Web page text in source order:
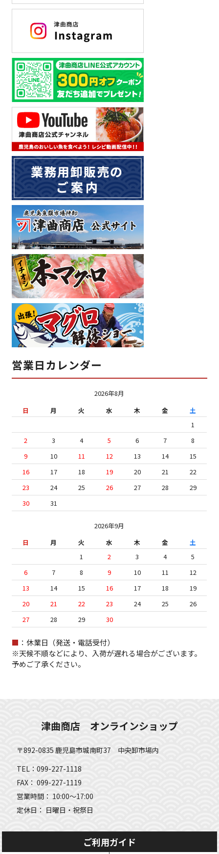
営業日カレンダー
2026年8月
日
月 火 水 木 金
土
1
2
3 4 5 6 7
8
9
10 11 12 13 14
15
16
17 18 19 20 21
22
23
24 25 26 27 28
29
30
31
2026年9月
日
月 火 水 木 金
土
1
2 3 4
5
6
7 8 9 10 11
12
13
14 15 16 17 18
19
20
21 22 23 24 25
26
27
28 29 30
■ ：休業日（発送・電話受付）
※天候不順などにより、入荷が遅れる場合がございます。
予めご了承ください。
津曲商店 オンラインショップ
〒892-0835 鹿児島市城南町37 中央卸市場内
TEL：099-227-1118
FAX： 099-227-1119
営業時間： 10:00～17:00
定休日： 日曜日・祝祭日
ご利用ガイド